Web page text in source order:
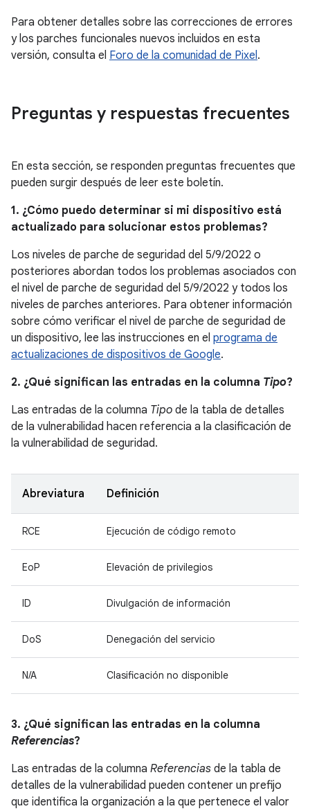
Para obtener detalles sobre las correcciones de errores
y los parches funcionales nuevos incluidos en esta
versión, consulta el Foro de la comunidad de Pixel.
Preguntas y respuestas frecuentes
En esta sección, se responden preguntas frecuentes que
pueden surgir después de leer este boletín.
1. ¿Cómo puedo determinar si mi dispositivo está
actualizado para solucionar estos problemas?
Los niveles de parche de seguridad del 5/9/2022 o
posteriores abordan todos los problemas asociados con
el nivel de parche de seguridad del 5/9/2022 y todos los
niveles de parches anteriores. Para obtener información
sobre cómo verificar el nivel de parche de seguridad de
un dispositivo, lee las instrucciones en el programa de
actualizaciones de dispositivos de Google.
2. ¿Qué significan las entradas en la columna Tipo?
Las entradas de la columna Tipo de la tabla de detalles
de la vulnerabilidad hacen referencia a la clasificación de
la vulnerabilidad de seguridad.
Abreviatura Definición
RCE Ejecución de código remoto
EoP Elevación de privilegios
ID Divulgación de información
DoS Denegación del servicio
N/A Clasificación no disponible
3. ¿Qué significan las entradas en la columna
Referencias?
Las entradas de la columna Referencias de la tabla de
detalles de la vulnerabilidad pueden contener un prefijo
que identifica la organización a la que pertenece el valor